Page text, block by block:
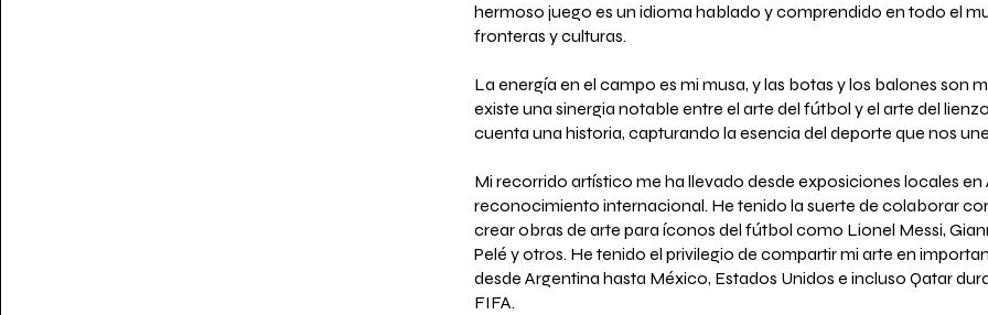
hermoso juego es un idioma hablado y comprendido en todo el
fronteras y culturas.
La energía en el campo es mi musa, y las botas y los balones son
existe una sinergia notable entre el arte del fútbol y el arte del
cuenta una historia, capturando la esencia del deporte que nos
Mi recorrido artístico me ha llevado desde exposiciones locales en
reconocimiento internacional. He tenido la suerte de colaborar
crear obras de arte para íconos del fútbol como Lionel Messi,
Pelé y otros. He tenido el privilegio de compartir mi arte en
desde Argentina hasta México, Estados Unidos e incluso Qatar
FIFA.